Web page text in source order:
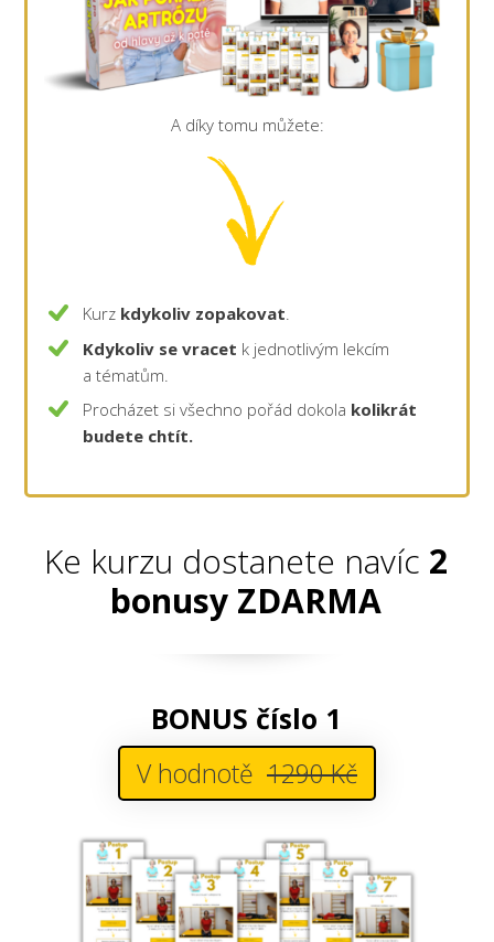
A díky tomu můžete:
Kurz kdykoliv zopakovat.
Kdykoliv se vracet k jednotlivým lekcím
a tématům.
Procházet si všechno pořád dokola kolikrát
budete chtít.
Ke kurzu dostanete navíc 2
bonusy ZDARMA
BONUS číslo 1
V hodnotě 1290 Kč